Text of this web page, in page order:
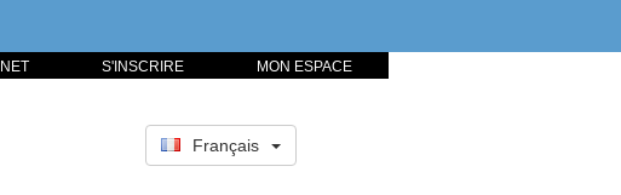
MON ESPACE
S'INSCRIRE
Français